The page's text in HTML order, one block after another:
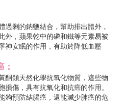
過剩的鈉鹽結合，幫助排出體外，
外，蘋果乾中的磷和鐵等元素易被
神安眠的作用，有助於降低血壓
酮類天然化學抗氧化物質，這些物
傷，具有抗氧化和抗癌的作用。
夠預防結腸癌，還能減少肺癌的危